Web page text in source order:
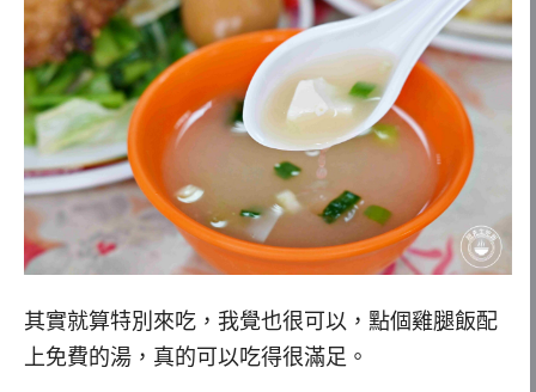
其實就算特別來吃，我覺也很可以，點個雞腿飯配
上免費的湯，真的可以吃得很滿足。